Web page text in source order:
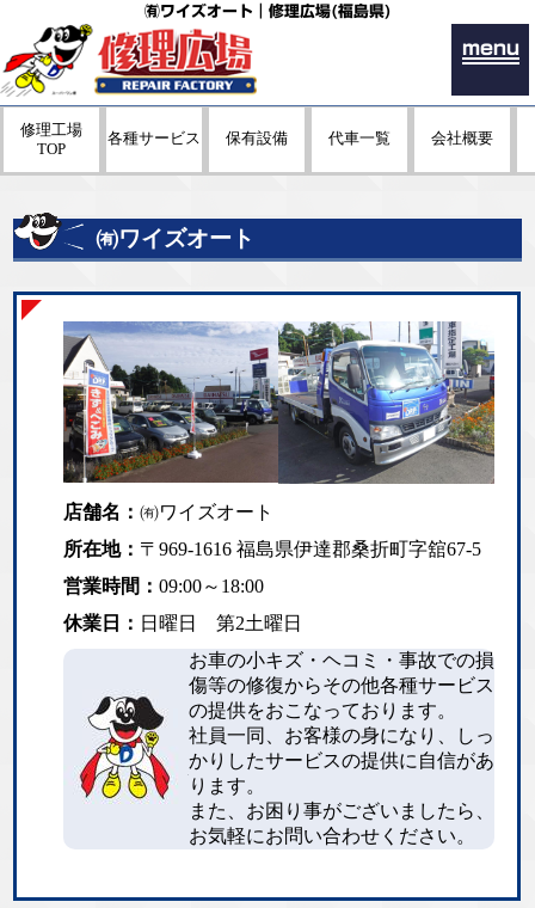
㈲ワイズオート｜修理広場(福島県)
menu
修理工場
TOP
各種サービス 保有設備 代車一覧 会社概要
㈲ワイズオート
店舗名：㈲ワイズオート
所在地： 〒969-1616 福島県伊達郡桑折町字舘67-5
営業時間：09:00～18:00
休業日： 日曜日 第2土曜日
お車の小キズ・ヘコミ・事故での損
傷等の修復からその他各種サービス
の提供をおこなっております。
社員一同、お客様の身になり、しっ
かりしたサービスの提供に自信があ
ります。
また、お困り事がございましたら、
お気軽にお問い合わせください。